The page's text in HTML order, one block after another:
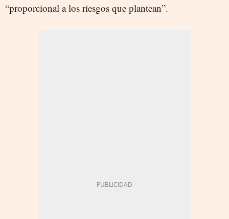
“proporcional a los riesgos que plantean”.